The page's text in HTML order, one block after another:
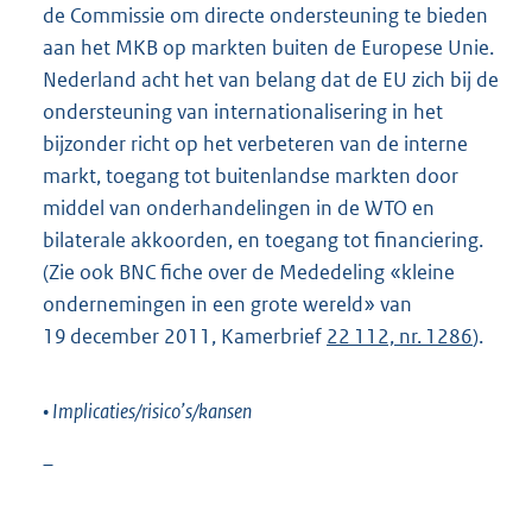
de Commissie om directe ondersteuning te bieden
aan het MKB op markten buiten de Europese Unie.
Nederland acht het van belang dat de EU zich bij de
ondersteuning van internationalisering in het
bijzonder richt op het verbeteren van de interne
markt, toegang tot buitenlandse markten door
middel van onderhandelingen in de WTO en
bilaterale akkoorden, en toegang tot financiering.
(Zie ook BNC fiche over de Mededeling «kleine
ondernemingen in een grote wereld» van
19 december 2011, Kamerbrief 22 112, nr. 1286).
• Implicaties/risico’s/kansen
–